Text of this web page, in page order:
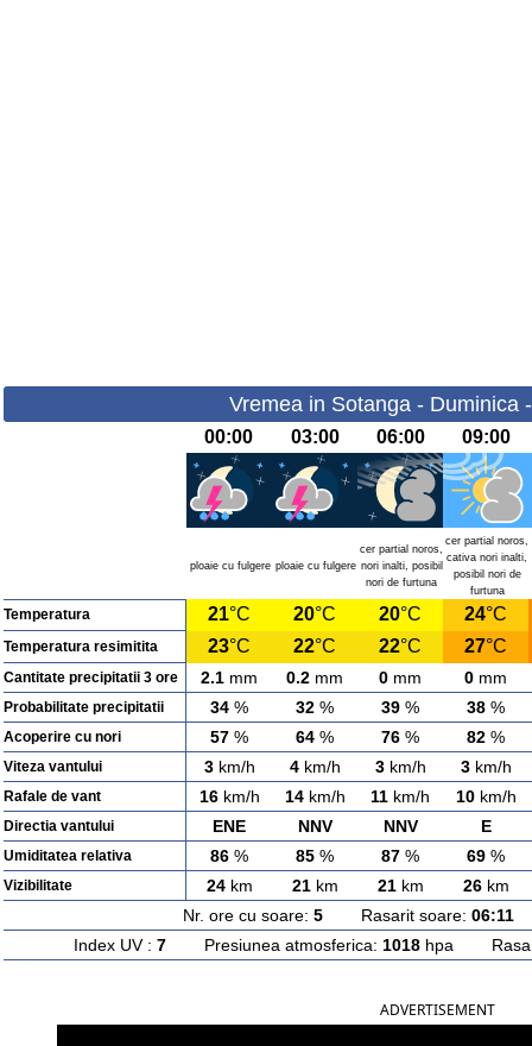
Vremea in Sotanga - Duminica
00:00 03:00 06:00 09:00
ploaie cu fulgere ploaie cu fulgere
cer partial noros,
nori inalti, posibil
nori de furtuna
cer partial noros,
cativa nori inalti,
posibil nori de
furtuna
Temperatura 21°C 20°C 20°C 24°C
Temperatura resimitita 23°C 22°C 22°C 27°C
Cantitate precipitatii 3 ore 2.1 mm 0.2 mm 0 mm 0 mm
Probabilitate precipitatii 34 % 32 % 39 % 38 %
Acoperire cu nori 57 % 64 % 76 % 82 %
Viteza vantului 3km/h 4km/h 3km/h 3km/h
Rafale de vant 16km/h 14km/h 11 km/h 10km/h
Directia vantului ENE NNV NNV E
Umiditatea relativa 86 % 85 % 87 % 69 %
Vizibilitate 24km 21km 21km 26km
Nr. ore cu soare: 5 Rasarit soare: 06:11
Index UV : 7Presiunea atmosferica: 1018hpa
ADVERTISEMENT